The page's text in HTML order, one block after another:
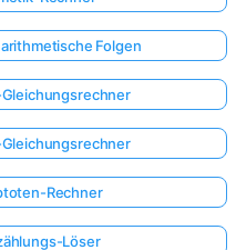
Folgen
Rechner
Löser